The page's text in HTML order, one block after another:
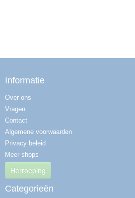
Informatie
Over ons
Vragen
Contact
Algemene voorwaarden
Privacy beleid
Meer shops
Herroeping
Categorieën